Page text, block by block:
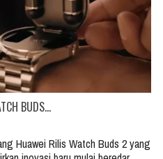
BUDS…
Huawei Rilis Watch Buds 2 yang